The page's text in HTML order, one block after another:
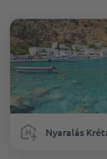
Nyaralás